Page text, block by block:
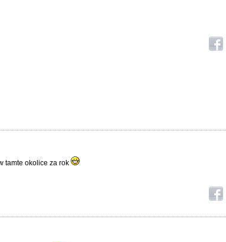
tamte okolice za rok